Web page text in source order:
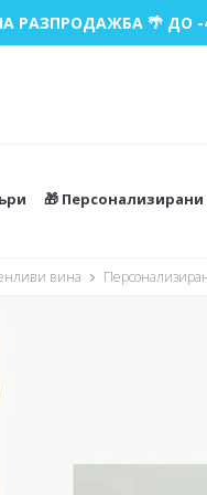
РАЗПРОДАЖБА 🌴 ДО
🎁
вина